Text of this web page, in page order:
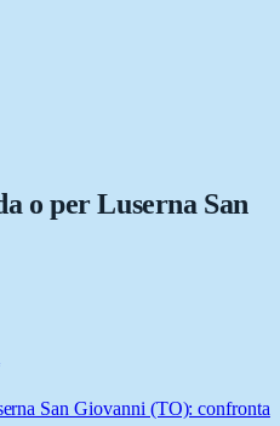
o perLuserna San
San Giovanni (TO): confronta